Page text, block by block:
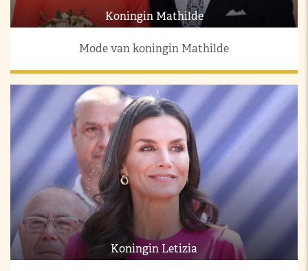
Koningin Mathilde
Mode van koningin Mathilde
Koningin Letizia